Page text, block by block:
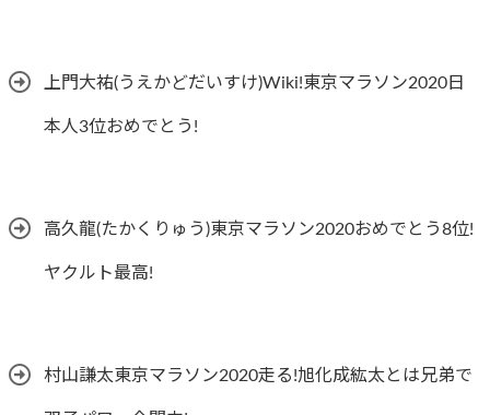
上門大祐(うえかどだいすけ)Wiki!東京マラソン2020日
本人3位おめでとう!
高久龍(たかくりゅう)東京マラソン2020おめでとう8位!
ヤクルト最高!
村山謙太東京マラソン2020走る!旭化成紘太とは兄弟で